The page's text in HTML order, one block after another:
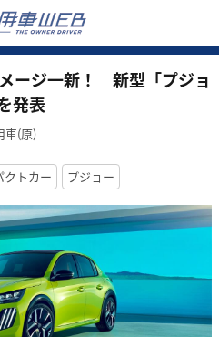
ージ一新！ 新型「プジョ
発表
車(原)
クトカー プジョー